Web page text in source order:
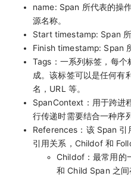
name: Span 所代表的操
源名称。
Start timestamp: Span
Finish timestamp: Span
Tags：一系列标签，每
成。该标签可以是任何有
名，URL 等。
SpanContext：用于跨进
行传递时需要结合一种序
References：该 Span 引
引用关系，Childof 和
Childof：最常用的
和 Child Span 之间